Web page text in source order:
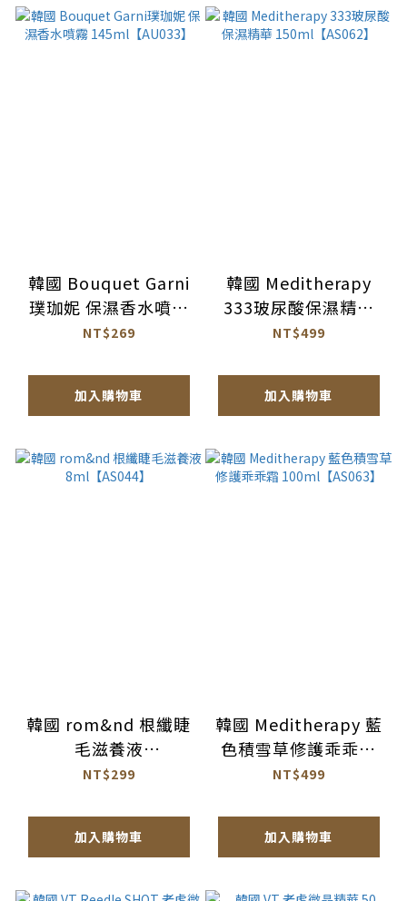
韓國 Bouquet Garni
璞珈妮 保濕香水噴霧
145ml【AU033】
NT$269
加入購物車
韓國 Meditherapy
333玻尿酸保濕精華
150ml【AS062】
NT$499
加入購物車
韓國 rom&nd 根纖睫
毛滋養液
8ml【AS044】
NT$299
加入購物車
韓國 Meditherapy 藍
色積雪草修護乖乖霜
100ml【AS063】
NT$499
加入購物車